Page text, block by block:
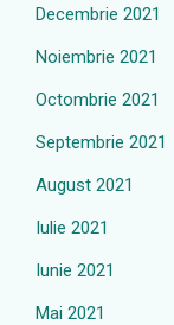
Decembrie 2021
Noiembrie 2021
Octombrie 2021
Septembrie 2021
August 2021
Iulie 2021
Iunie 2021
Mai 2021